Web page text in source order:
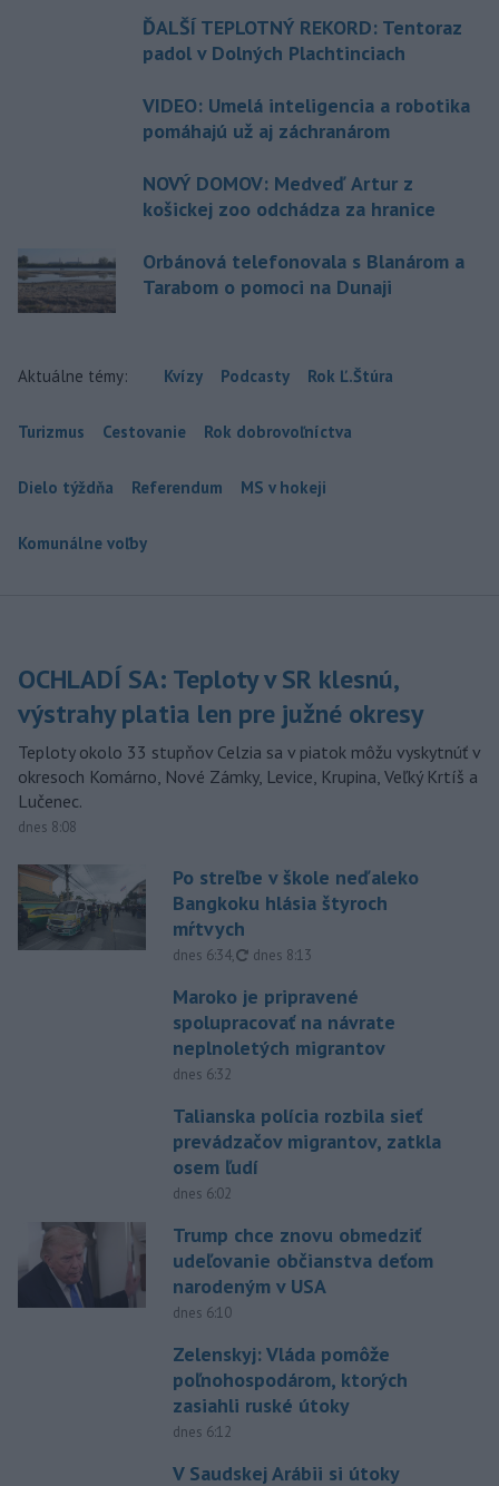
ĎALŠÍ TEPLOTNÝ REKORD: Tentoraz
padol v Dolných Plachtinciach
VIDEO: Umelá inteligencia a robotika
pomáhajú už aj záchranárom
NOVÝ DOMOV: Medveď Artur z
košickej zoo odchádza za hranice
Orbánová telefonovala s Blanárom a
Tarabom o pomoci na Dunaji
Aktuálne témy: Kvízy Podcasty Rok Ľ.Štúra
Turizmus Cestovanie Rok dobrovoľníctva
Dielo týždňa Referendum MS v hokeji
Komunálne voľby
OCHLADÍ SA: Teploty v SR klesnú,
výstrahy platia len pre južné okresy
Teploty okolo 33 stupňov Celzia sa v piatok môžu vyskytnúť v
okresoch Komárno, Nové Zámky, Levice, Krupina, Veľký Krtíš a
Lučenec.
dnes 8:08
Po streľbe v škole neďaleko
Bangkoku hlásia štyroch
mŕtvych
dnes 6:34, aktualizované
dnes 8:13
Maroko je pripravené
spolupracovať na návrate
neplnoletých migrantov
dnes 6:32
Talianska polícia rozbila sieť
prevádzačov migrantov, zatkla
osem ľudí
dnes 6:02
Trump chce znovu obmedziť
udeľovanie občianstva deťom
narodeným v USA
dnes 6:10
Zelenskyj: Vláda pomôže
poľnohospodárom, ktorých
zasiahli ruské útoky
dnes 6:12
V Saudskej Arábii si útoky